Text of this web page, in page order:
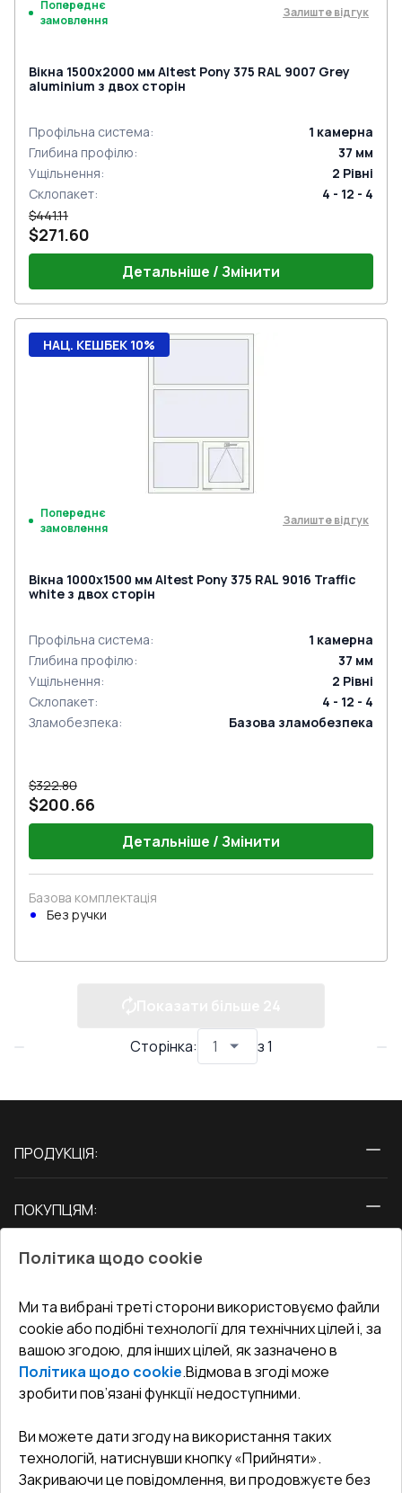
Попереднє
замовлення
Залиште відгук
Вікна 1500x2000 мм Altest Pony 375 RAL 9007 Grey
aluminium з двох сторін
Профільна система: 1 камерна
Глибина профілю: 37 мм
Ущільнення: 2 Рівні
Склопакет:
4 - 12 - 4
$441.11
$271.60
Детальніше / Змінити
НАЦ. КЕШБЕК 10%
Попереднє
замовлення
Залиште відгук
Вікна 1000x1500 мм Altest Pony 375 RAL 9016 Traffic
white з двох сторін
Профільна система: 1 камерна
Глибина профілю: 37 мм
Ущільнення: 2 Рівні
Склопакет:
4 - 12 - 4
Зламобезпека: Базова зламобезпека
$322.80
$200.66
Детальніше / Змінити
Базова комплектація
Без ручки
Сторінка: з1
ПРОДУКЦІЯ:
Двері
ПОКУПЦЯМ:
Блог
Адреса гіпермаркета
Як правильно заміряти вікна
СЕРВІС ТА ОБЛУГОВУВАННЯ:
Доставка і Оплата
Гарантія та Сервіс
Повернення товару
Договір публічної оферти
КОНТАКТИ
Офіс:Україна, м. Вінниця, вул. Келецька 60 кв. 61
undefined(undefined)
Політика щодо cookie
Ми та вибрані треті сторони використовуємо файли
cookie або подібні технології для технічних цілей і, за
вашою згодою, для інших цілей, як зазначено в
Політика щодо cookie.Відмова в згоді може
зробити пов’язані функції недоступними.
Ви можете дати згоду на використання таких
технологій, натиснувши кнопку «Прийняти».
Закриваючи це повідомлення, ви продовжуєте без